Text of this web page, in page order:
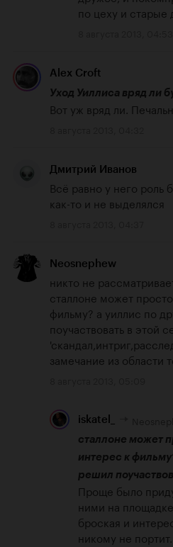
по цеху и старые
Alex Croft
Уход Уиллиса вряд ли
Вот уж вряд ли.
Дмитрий Иванов
Всё равно у него роль
как-то и не выделялся
Neosnephew
никто не
сталлоне может
фильму? а уиллис по
поучаствовать в этой
замечание из области
iskatel_
сталлоне может
интерес к
решил
Проще было
ними на
броская и
никому не